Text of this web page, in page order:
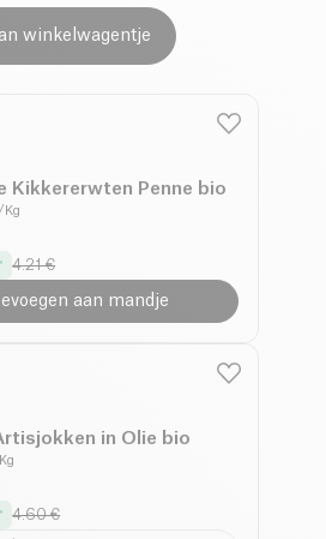
winkelwagentje
Kikkererwten Penne bio
Kg
4.21 €
aan mandje
in Olie bio
4.60 €